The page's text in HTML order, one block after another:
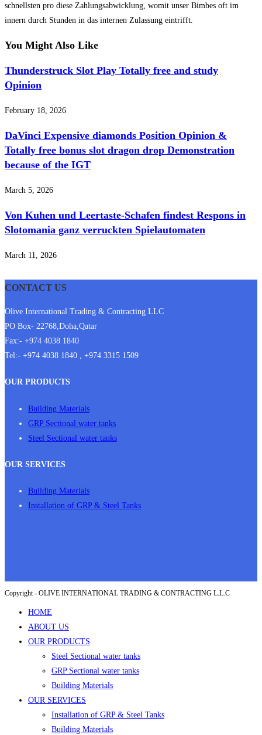
schnellsten pro diese Zahlungsabwicklung, womit unser Bimbes oft im
innern durch Stunden in das internen Zulassung eintrifft.
You Might Also Like
Thunderstruck Slot Play Totally free and study
Opinion
February 18, 2026
DaVinci Expensive diamonds Position Opinion &
Totally free bonus slot dragon drop Demonstration
because of the IGT
March 5, 2026
Von Kuhen und Leertaste-Schafen findest Respons in
Slotomania ganz verruckten Spielautomaten
March 11, 2026
CONTACT US
Olive International Trading & Contracting LLC
PO Box- 22768,Doha,Qatar
Fax:- +974 4038 1840
Tel:- +974 4038 1840 , +974 3315 1509
OUR PRODUCTS
Building Materials
GRP Sectional water tanks
Steel Sectional water tanks
OUR SERVICES
Building Materials
Installation of GRP & Steel Tanks
Copyright - OLIVE INTERNATIONAL TRADING & CONTRACTING L.L.C
HOME
ABOUT US
OUR PRODUCTS
Steel Sectional water tanks
GRP Sectional water tanks
Building Materials
OUR SERVICES
Installation of GRP & Steel Tanks
Building Materials